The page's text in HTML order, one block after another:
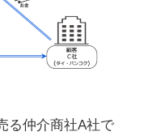
る仲介商社A社で